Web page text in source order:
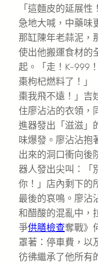
「這麵皮的延展
急地大喊，中藥味
那缸陳年老蒜泥，
使出他搬運食材的
起。「走！K-999
棗枸杞燃料了！」
棗我飛不遠！」吉
住廖沾沾的衣領，
進器發出「滋滋」
味爆發。廖沾沾抱
出來的洞口衝向後
器人發出尖叫：「
你！」店內剩下的
最後的哀鳴。廖沾
和醋酸的混亂中，
爭供膳檢查奪戰》
罩著：停車費，以
彷彿繼承了他所有